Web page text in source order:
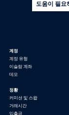
도움이 필요
계정
계정 유형
이슬람 계좌
데모
정황
커미션 및 스왑
거래시간
입출금